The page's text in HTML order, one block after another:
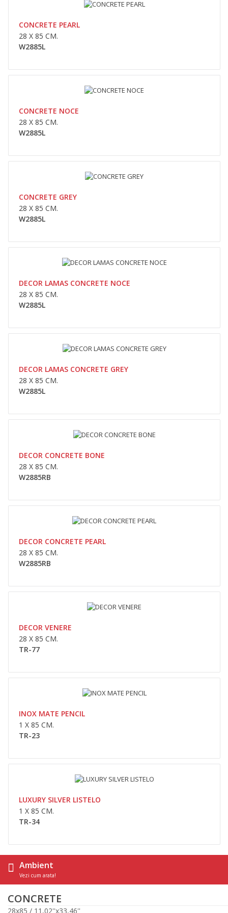
CONCRETE PEARL
0,00lei
Adaugă În Coş
Compara
CONCRETE NOCE
28 x 85 cm.W2885L..
0,00lei
Adaugă În Coş
Compara
28 x 85 cm.W2885L..
0,00lei
Availability În Stoc
Adaugă În Coş
Compara
0,00lei
Availability
Adaugă În Coş
Compara
28 x 85 cm.W2885L..
0,00lei
Availability
Adaugă În Coş
CONCRETE PEARL
28 X 85 CM.
W2885L
CONCRETE NOCE
28 X 85 CM.
W2885L
CONCRETE GREY
28 X 85 CM.
W2885L
DECOR LAMAS CONCRETE NOCE
28 X 85 CM.
W2885L
DECOR LAMAS CONCRETE GREY
28 X 85 CM.
W2885L
DECOR CONCRETE BONE
28 X 85 CM.
W2885RB
DECOR CONCRETE PEARL
28 X 85 CM.
W2885RB
DECOR VENERE
28 X 85 CM.
TR-77
INOX MATE PENCIL
1 X 85 CM.
TR-23
LUXURY SILVER LISTELO
1 X 85 CM.
TR-34
Ambient
Vezi cum arata!
CONCRETE
28x85 / 11,02''x33,46''